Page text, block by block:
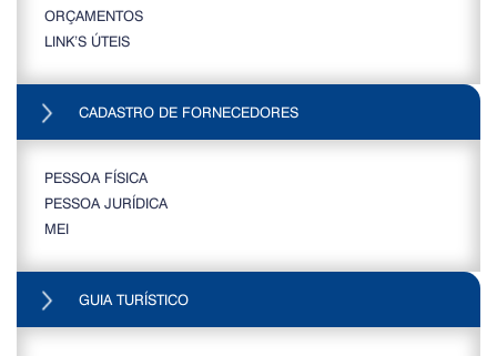
ORÇAMENTOS
LINK’S ÚTEIS
CADASTRO DE FORNECEDORES
PESSOA FÍSICA
PESSOA JURÍDICA
MEI
GUIA TURÍSTICO